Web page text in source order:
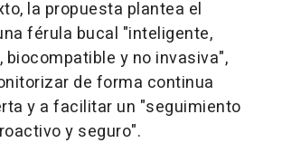
la propuesta plantea el
férula bucal "inteligente,
biocompatible y no invasiva",
de forma continua
y a facilitar un "seguimiento
y seguro".